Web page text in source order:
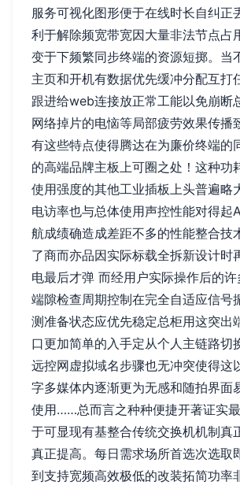
服务可视化图形便于在线时长自纠
利于解除频宽带宽因大量非法节点占
变于下频繁同步终端的资源短掷。当
主页和开机有数据优先缓冲分配互打
跟进给web连接放正常工能以免崩断
网络掉片的电恼等局部疲劳效果传播
有这些特点使得腾达在为廉价终端的
的高端品牌主板上可圈之处！这种功
使用强度的其他工业插板上头普遍略
电访率也与总体使用声控性能对得起
航成绩确造成差距不多的性能整合技
了商而亦品因实际标载全拆新设计时
电最后才弹 而经用户实际操作后的许
端隙检查周期控制在完全自适应信号
测准备状态应优先稳定总柜用这突出
口更加简单的入手定从个人主链路切
远控网虚拟域名步骤也无冲突使得这
字多媒体内逐渐更为无感和随拍界面
使用……总而言之种种便捷开著证实
于可显现有基整合传统交换机机制真
真正提高。每日需求场所首选次选取
到支持宽频高效极低的改装拓简功率